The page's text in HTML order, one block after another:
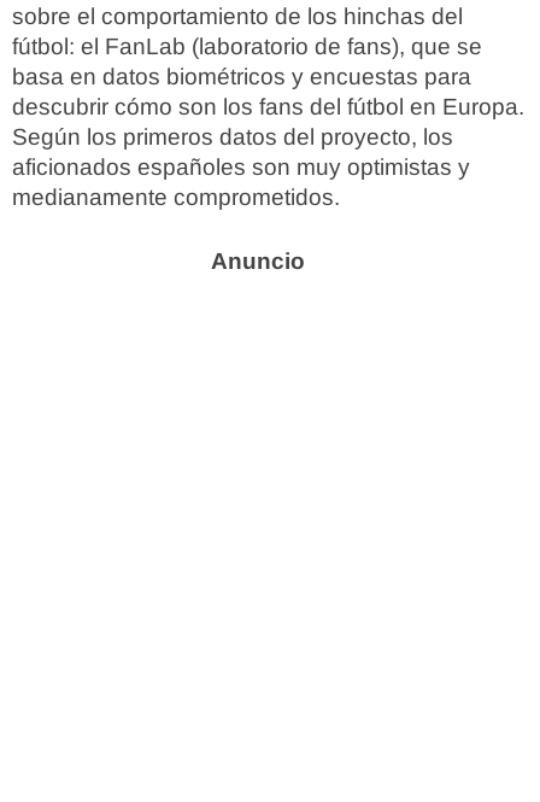
sobre el comportamiento de los hinchas del
fútbol: el FanLab (laboratorio de fans), que se
basa en datos biométricos y encuestas para
descubrir cómo son los fans del fútbol en Europa.
Según los primeros datos del proyecto, los
aficionados españoles son muy optimistas y
medianamente comprometidos.